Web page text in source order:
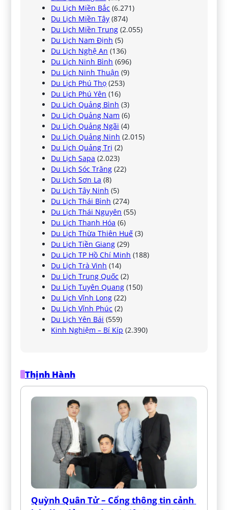
Du Lịch Miền Bắc (6.271)
Du Lịch Miền Tây (874)
Du Lịch Miền Trung (2.055)
Du Lịch Nam Định (5)
Du Lịch Nghệ An (136)
Du Lịch Ninh Bình (696)
Du Lịch Ninh Thuận (9)
Du Lịch Phú Thọ (253)
Du Lịch Phú Yên (16)
Du Lịch Quảng Bình (3)
Du Lịch Quảng Nam (6)
Du Lịch Quảng Ngãi (4)
Du Lịch Quảng Ninh (2.015)
Du Lịch Quảng Trị (2)
Du Lịch Sapa (2.023)
Du Lịch Sóc Trăng (22)
Du Lịch Sơn La (8)
Du Lịch Tây Ninh (5)
Du Lịch Thái Bình (274)
Du Lịch Thái Nguyên (55)
Du Lịch Thanh Hóa (6)
Du Lịch Thừa Thiên Huế (3)
Du Lịch Tiền Giang (29)
Du Lịch TP Hồ Chí Minh (188)
Du Lịch Trà Vinh (14)
Du Lịch Trung Quốc (2)
Du Lịch Tuyên Quang (150)
Du Lịch Vĩnh Long (22)
Du Lịch Vĩnh Phúc (2)
Du Lịch Yên Bái (559)
Kinh Nghiệm – Bí Kíp (2.390)
Thịnh Hành
Quỳnh Quân Tử – Cổng thông tin cảnh